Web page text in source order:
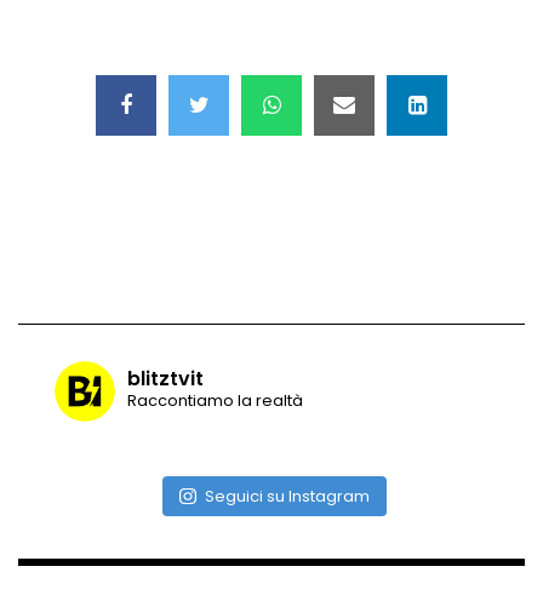
showroom
sequestro del 17enne
attimi dopo lo scontro
blitztvit
Raccontiamo la realtà
Seguici su Instagram